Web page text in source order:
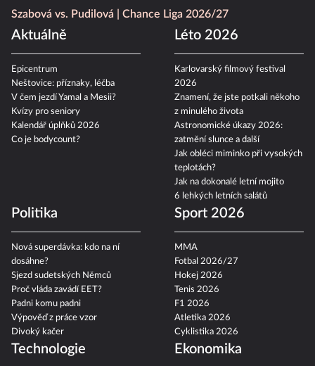
Szabová vs. Pudilová
Chance Liga 2026/27
Aktuálně
Epicentrum
Neštovice: příznaky, léčba
V čem jezdí Yamal a Mesii?
Kvízy pro seniory
Kalendář úplňků 2026
Co je bodycount?
Léto 2026
Karlovarský filmový festival
2026
Znamení, že jste potkali někoho
z minulého života
Astronomické úkazy 2026:
zatmění slunce a další
Jak obléci miminko při vysokých
teplotách?
Jak na dokonalé letní mojito
6 lehkých letních salátů
Politika
Nová superdávka: kdo na ní
dosáhne?
Sjezd sudetských Němců
Proč vláda zavádí EET?
Padni komu padni
Výpověď z práce vzor
Divoký kačer
Sport 2026
MMA
Fotbal 2026/27
Hokej 2026
Tenis 2026
F1 2026
Atletika 2026
Cyklistika 2026
Technologie Ekonomika